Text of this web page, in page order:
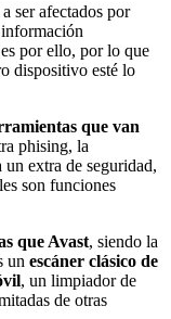
ser afectados por
por ello, por lo que
dispositivo esté lo
que van
phising, la
extra de seguridad,
son funciones
que Avast, siendo la
un escáner clásico de
, un limpiador de
de otras